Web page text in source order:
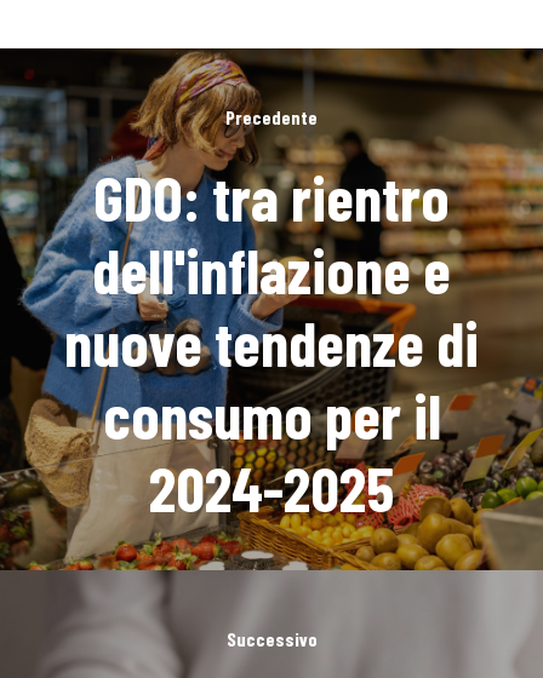
Precedente
GDO: tra rientro
dell'inflazione e
nuove tendenze di
consumo per il
2024-2025
Successivo